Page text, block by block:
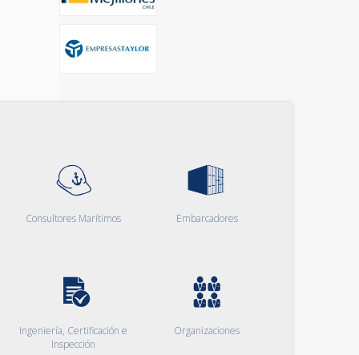
Consultores Marítimos Embarcadores
Ingeniería, Certificación e
Inspección
Organizaciones